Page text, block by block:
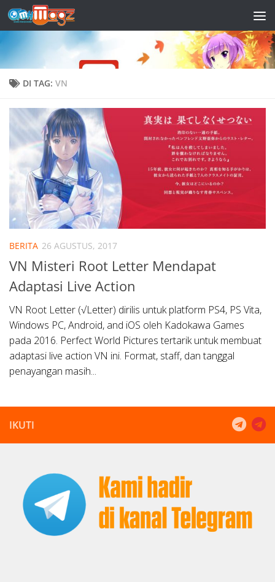
Skip to content
DI TAG: VN
BERITA 26 AGUSTUS, 2017
VN Misteri Root Letter Mendapat
Adaptasi Live Action
VN Root Letter (√Letter) dirilis untuk platform PS4, PS Vita,
Windows PC, Android, and iOS oleh Kadokawa Games
pada 2016. Perfect World Pictures tertarik untuk membuat
adaptasi live action VN ini. Format, staff, dan tanggal
penayangan masih...
IKUTI